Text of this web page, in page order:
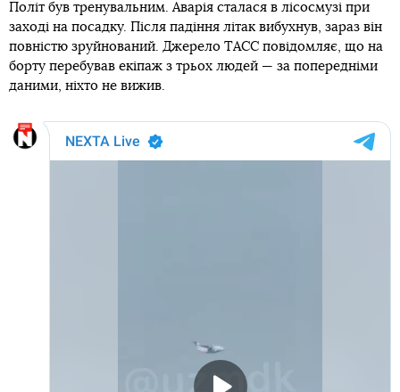
Політ був тренувальним. Аварія сталася в лісосмузі при
заході на посадку. Після падіння літак вибухнув, зараз він
повністю зруйнований. Джерело ТАСС повідомляє, що на
борту перебував екіпаж з трьох людей — за попередніми
даними, ніхто не вижив.